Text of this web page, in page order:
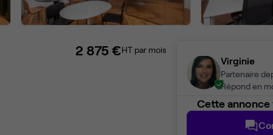
Virginie
Partenaire
Répond en
Cette annonce
2 875 €HT par mois